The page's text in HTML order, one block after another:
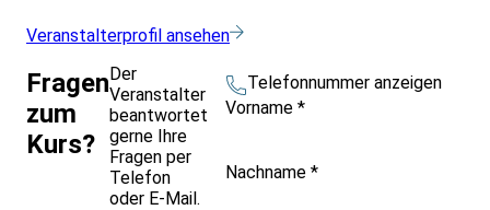
Veranstalterprofil ansehen
Fragen
zum
Kurs?
Der
Veranstalter
beantwortet
gerne Ihre
Fragen per
Telefon
oder E-Mail.
Telefonnummer anzeigen
Vorname *
Nachname *